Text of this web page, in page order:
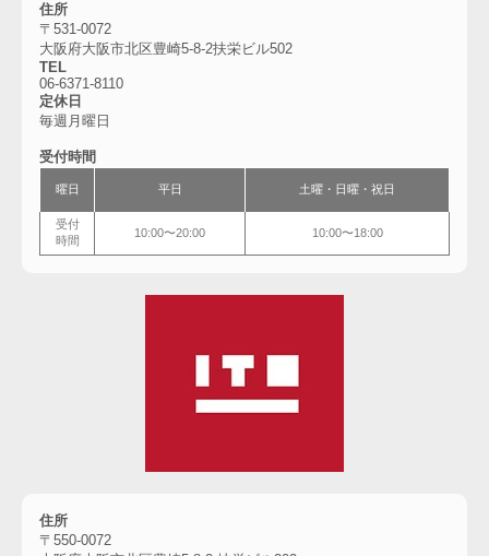
住所
〒531-0072
大阪府大阪市北区豊崎5-8-2扶栄ビル502
TEL
06-6371-8110
定休日
毎週月曜日
受付時間
曜日 平日 土曜・ 日曜・祝日
受付
時間
10:00〜20:00 10:00〜18:00
住所
〒550-0072